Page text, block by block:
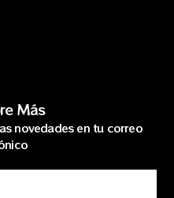
Más
novedades en tu correo